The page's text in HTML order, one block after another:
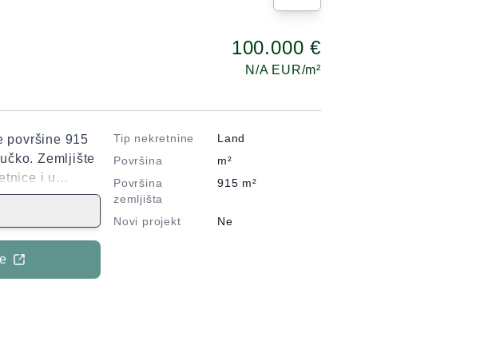
100.000 €
N/A EUR/m²
površine 915
Zemljište
i u
priključaka.
državnih i
za
Tip nekretnine
Land
Površina
m²
Površina
zemljišta
915 m²
Novi projekt Ne